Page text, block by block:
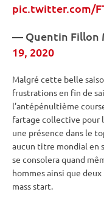
pic.twitter.com/
— Quentin Fillon
19, 2020
Malgré cette belle
frustrations en fin de
l’antépénultième
fartage collective pour
une présence dans le
aucun titre mondial en
se consolera quand
hommes ainsi que
mass start.